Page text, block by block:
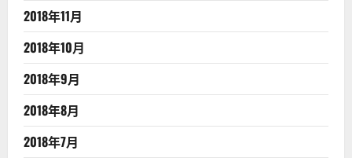
2018年11月
2018年10月
2018年9月
2018年8月
2018年7月